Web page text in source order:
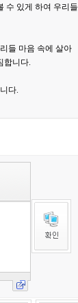
수 있게 하여 우리들
들 마음 속에 살아
합니다.
다.